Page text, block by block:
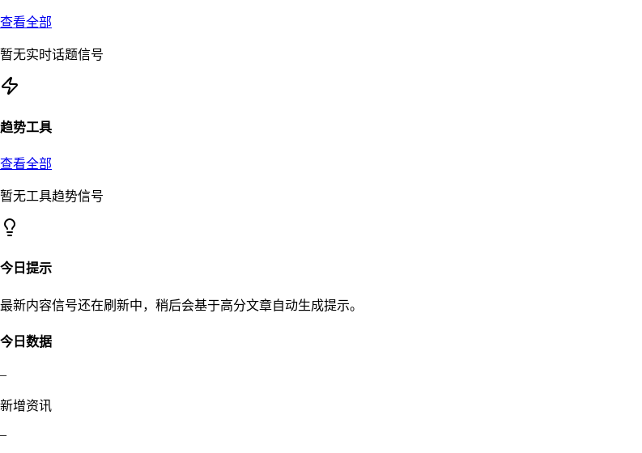
查看全部
暂无实时话题信号
趋势工具
查看全部
暂无工具趋势信号
今日提示
最新内容信号还在刷新中，稍后会基于高分文章自动生成提示。
今日数据
–
新增资讯
–